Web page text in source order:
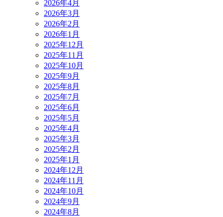
2026年4月
2026年3月
2026年2月
2026年1月
2025年12月
2025年11月
2025年10月
2025年9月
2025年8月
2025年7月
2025年6月
2025年5月
2025年4月
2025年3月
2025年2月
2025年1月
2024年12月
2024年11月
2024年10月
2024年9月
2024年8月